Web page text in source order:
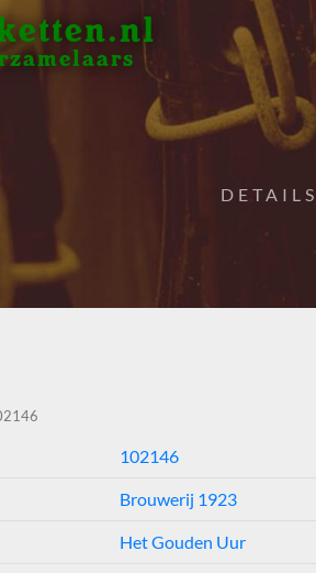
102146
Brouwerij 1923
Het Gouden Uur